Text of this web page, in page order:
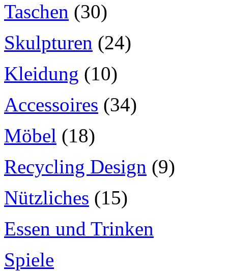
Taschen (30)
Skulpturen (24)
Kleidung (10)
Accessoires (34)
Möbel (18)
Recycling Design (9)
Nützliches (15)
Essen und Trinken
Spiele